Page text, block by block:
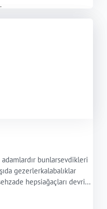
bunlarsevdikleri
gezerlerkalabalıklar
hepsiağaçları devri...